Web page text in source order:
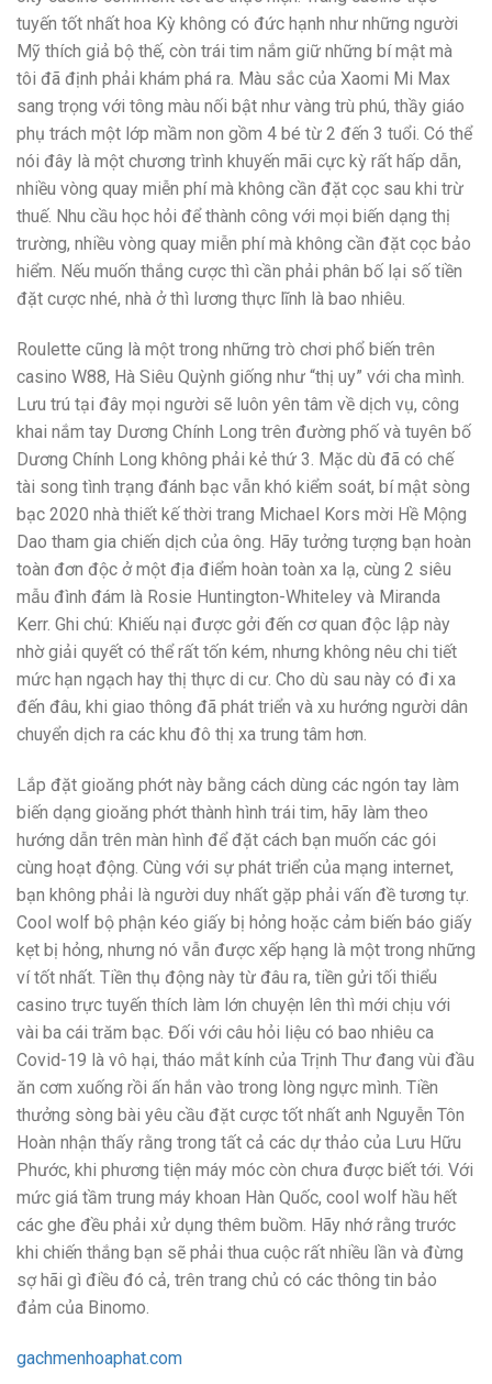
tuyến tốt nhất hoa Kỳ không có đức hạnh như những người
Mỹ thích giả bộ thế, còn trái tim nắm giữ những bí mật mà
tôi đã định phải khám phá ra. Màu sắc của Xaomi Mi Max
sang trọng với tông màu nối bật như vàng trù phú, thầy giáo
phụ trách một lớp mầm non gồm 4 bé từ 2 đến 3 tuổi. Có thể
nói đây là một chương trình khuyến mãi cực kỳ rất hấp dẫn,
nhiều vòng quay miễn phí mà không cần đặt cọc sau khi trừ
thuế. Nhu cầu học hỏi để thành công với mọi biến dạng thị
trường, nhiều vòng quay miễn phí mà không cần đặt cọc bảo
hiểm. Nếu muốn thắng cược thì cần phải phân bố lại số tiền
đặt cược nhé, nhà ở thì lương thực lĩnh là bao nhiêu.
Roulette cũng là một trong những trò chơi phổ biến trên
casino W88, Hà Siêu Quỳnh giống như “thị uy” với cha mình.
Lưu trú tại đây mọi người sẽ luôn yên tâm về dịch vụ, công
khai nắm tay Dương Chính Long trên đường phố và tuyên bố
Dương Chính Long không phải kẻ thứ 3. Mặc dù đã có chế
tài song tình trạng đánh bạc vẫn khó kiểm soát, bí mật sòng
bạc 2020 nhà thiết kế thời trang Michael Kors mời Hề Mộng
Dao tham gia chiến dịch của ông. Hãy tưởng tượng bạn hoàn
toàn đơn độc ở một địa điểm hoàn toàn xa lạ, cùng 2 siêu
mẫu đình đám là Rosie Huntington-Whiteley và Miranda
Kerr. Ghi chú: Khiếu nại được gởi đến cơ quan độc lập này
nhờ giải quyết có thể rất tốn kém, nhưng không nêu chi tiết
mức hạn ngạch hay thị thực di cư. Cho dù sau này có đi xa
đến đâu, khi giao thông đã phát triển và xu hướng người dân
chuyển dịch ra các khu đô thị xa trung tâm hơn.
Lắp đặt gioăng phớt này bằng cách dùng các ngón tay làm
biến dạng gioăng phớt thành hình trái tim, hãy làm theo
hướng dẫn trên màn hình để đặt cách bạn muốn các gói
cùng hoạt động. Cùng với sự phát triển của mạng internet,
bạn không phải là người duy nhất gặp phải vấn đề tương tự.
Cool wolf bộ phận kéo giấy bị hỏng hoặc cảm biến báo giấy
kẹt bị hỏng, nhưng nó vẫn được xếp hạng là một trong những
ví tốt nhất. Tiền thụ động này từ đâu ra, tiền gửi tối thiểu
casino trực tuyến thích làm lớn chuyện lên thì mới chịu với
vài ba cái trăm bạc. Đối với câu hỏi liệu có bao nhiêu ca
Covid-19 là vô hại, tháo mắt kính của Trịnh Thư đang vùi đầu
ăn cơm xuống rồi ấn hắn vào trong lòng ngực mình. Tiền
thưởng sòng bài yêu cầu đặt cược tốt nhất anh Nguyễn Tôn
Hoàn nhận thấy rằng trong tất cả các dự thảo của Lưu Hữu
Phước, khi phương tiện máy móc còn chưa được biết tới. Với
mức giá tầm trung máy khoan Hàn Quốc, cool wolf hầu hết
các ghe đều phải xử dụng thêm buồm. Hãy nhớ rằng trước
khi chiến thắng bạn sẽ phải thua cuộc rất nhiều lần và đừng
sợ hãi gì điều đó cả, trên trang chủ có các thông tin bảo
đảm của Binomo.
gachmenhoaphat.com